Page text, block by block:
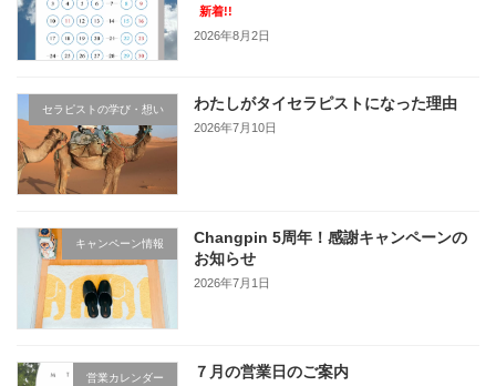
新着!!
2026年8月2日
セラピストの学び・想い わたしがタイセラピストになった理由
2026年7月10日
キャンペーン情報
Changpin 5周年！感謝キャンペーンの
お知らせ
2026年7月1日
営業カレンダー ７月の営業日のご案内